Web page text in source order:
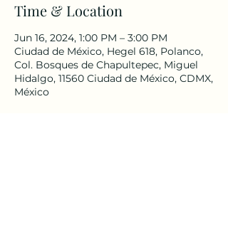
Time & Location
Jun 16, 2024, 1:00 PM – 3:00 PM
Ciudad de México, Hegel 618, Polanco,
Col. Bosques de Chapultepec, Miguel
Hidalgo, 11560 Ciudad de México, CDMX,
México